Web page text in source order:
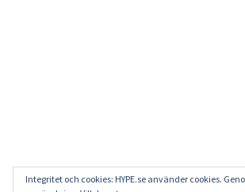
Integritet och cookies: HYPE.se använder cookies.